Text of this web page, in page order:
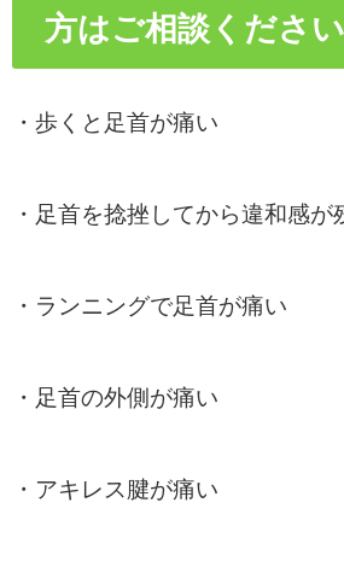
方はご相談ください
・歩くと足首が痛い
・足首を捻挫してから違和感が
・ランニングで足首が痛い
・足首の外側が痛い
・アキレス腱が痛い